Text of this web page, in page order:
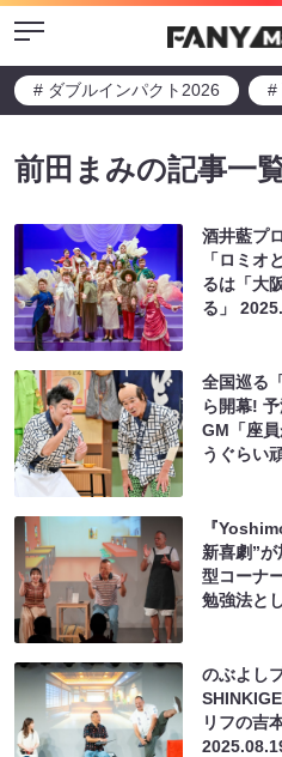
Menu
# ダブルインパクト2026 #
前田まみの記事一
酒井藍プ
「ロミオ
るは「大
る」
全国巡る
ら開幕!
GM「座
うぐらい
『
新喜劇”
型コーナ
勉強法と
のぶよし
リフの吉